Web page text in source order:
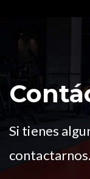
Si tienes
contactarnos.